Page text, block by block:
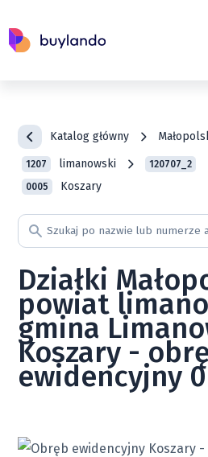
Katalog główny
1207 limanowski 120707_2
0005 Koszary
Działki
powiat
gmina
Koszary -
ewidencyjny